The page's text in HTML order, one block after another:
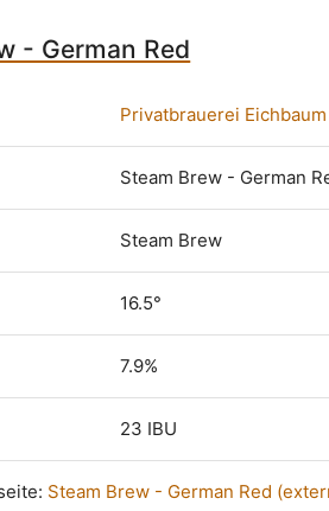
- German Red
Privatbrauerei Eichbaum
Steam Brew - German
Steam Brew
16.5°
7.9%
23 IBU
Steam Brew - German Red